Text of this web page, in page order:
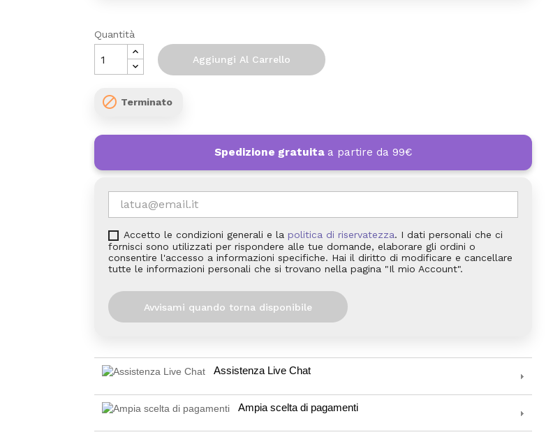
Quantità
Aggiungi Al Carrello
 Terminato
Spedizione gratuita a partire da 99€
Accetto le condizioni generali e la politica di riservatezza. I dati personali che ci
fornisci sono utilizzati per rispondere alle tue domande, elaborare gli ordini o
consentire l'accesso a informazioni specifiche. Hai il diritto di modificare e cancellare
tutte le informazioni personali che si trovano nella pagina "Il mio Account".
Avvisami quando torna disponibile
Assistenza Live Chat
Ampia scelta di pagamenti